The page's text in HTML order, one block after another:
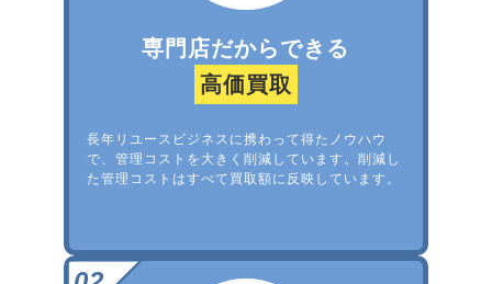
専門店だからできる
高価買取
長年リユースビジネスに携わって得たノウハウ
で、管理コストを大きく削減しています。削減し
た管理コストはすべて買取額に反映しています。